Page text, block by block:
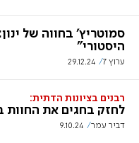
סמוטריץ' בחווה של
היסטורי"
ערוץ 7 29.12.24
רבנים בציונות הדתית:
לחזק בחגים את החוות
דביר עמר 9.10.24